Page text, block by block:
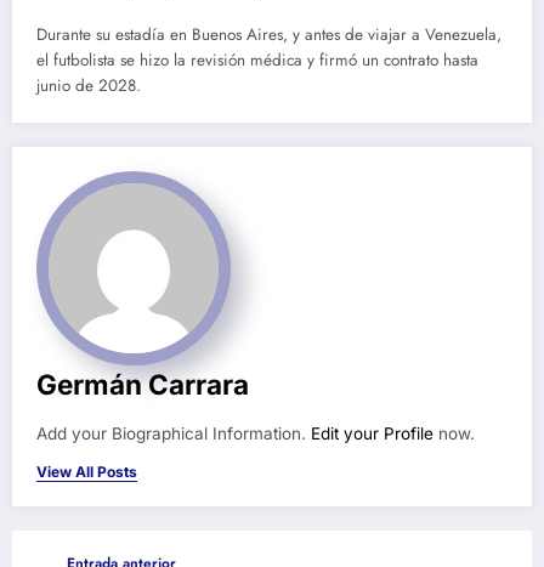
Durante su estadía en Buenos Aires, y antes de viajar a Venezuela,
el futbolista se hizo la revisión médica y firmó un contrato hasta
junio de 2028.
Germán Carrara
Add your Biographical Information. Edit your Profile now.
View All Posts